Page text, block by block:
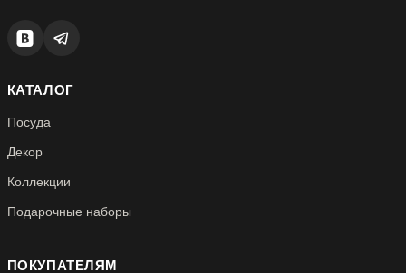
КАТАЛОГ
Посуда
Декор
Коллекции
Подарочные наборы
ПОКУПАТЕЛЯМ